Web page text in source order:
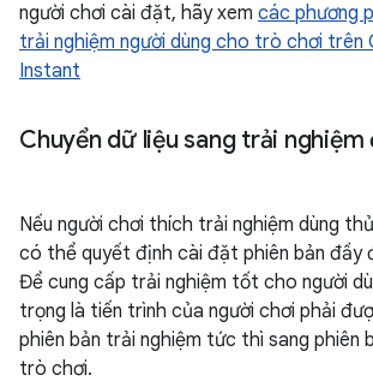
người chơi cài đặt, hãy xem các phương
trải nghiệm người dùng cho trò chơi trên
Instant
Chuyển dữ liệu sang trải nghiệm
Nếu người chơi thích trải nghiệm dùng
có thể quyết định cài đặt phiên bản đầy
Để cung cấp trải nghiệm tốt cho người
trọng là tiến trình của người chơi phải
phiên bản trải nghiệm tức thì sang phiên
trò chơi.